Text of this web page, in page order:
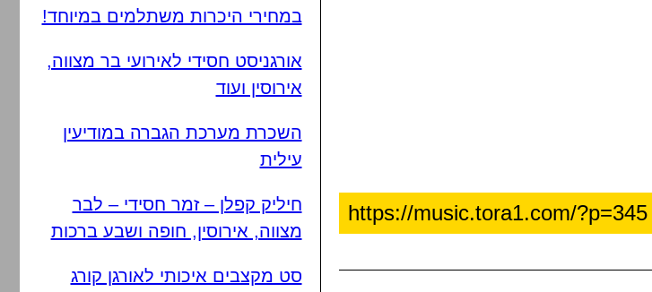
במחירי היכרות משתלמים במיוחד!
אורגניסט חסידי לאירועי בר מצווה,
אירוסין ועוד
השכרת מערכת הגברה במודיעין
עילית
חיליק קפלן – זמר חסידי – לבר
מצווה, אירוסין, חופה ושבע ברכות
סט מקצבים איכותי לאורגן קורג